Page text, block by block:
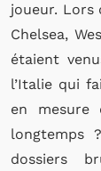
joueur. Lors
Chelsea,
étaient
l’Italie qui
en mesure
longtemps
dossiers